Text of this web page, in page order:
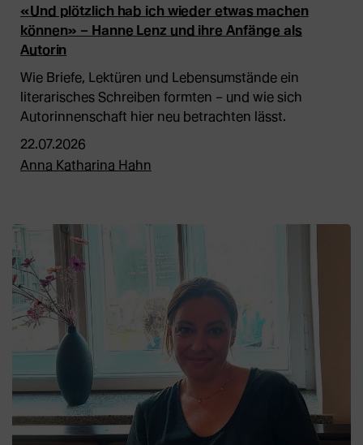
«Und plötzlich hab ich wieder etwas machen
können» – Hanne Lenz und ihre Anfänge als
Autorin
Wie Briefe, Lektüren und Lebensumstände ein
literarisches Schreiben formten – und wie sich
Autorinnenschaft hier neu betrachten lässt.
22.07.2026
Anna Katharina Hahn